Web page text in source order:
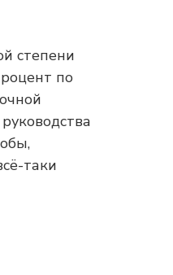
степени
по
таки